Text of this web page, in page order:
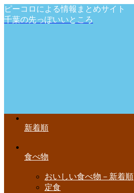
ピーコロによる情報まとめサイト
千葉の先っぽいいところ
新着順
食べ物
おいしい食べ物－新着順
定食